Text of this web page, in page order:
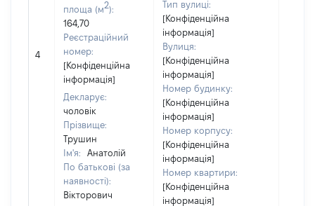
4
площа (м2):
164,70
Реєстраційний
номер:
[Конфіденційна
інформація]
Декларує:
чоловік
Прізвище:
Трушин
Ім'я:
Анатолій
По батькові (за
наявності):
Вікторович
Тип вулиці:
[Конфіденційна
інформація]
Вулиця:
[Конфіденційна
інформація]
Номер будинку:
[Конфіденційна
інформація]
Номер корпусу:
[Конфіденційна
інформація]
Номер квартири:
[Конфіденційна
інформація]